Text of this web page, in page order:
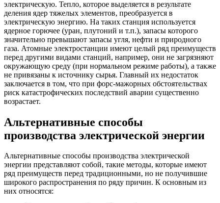
электрическую. Тепло, которое выделяется в результате
деления ядер тяжелых элементов, преобразуется в
электрическую энергию. На таких станция используется
ядерное горючее (уран, плутоний и т.п.), запасы которого
значительно превышают запасы угля, нефти и природного
газа. Атомные электростанции имеют целый ряд преимуществ
перед другими видами станций, например, они не загрязняют
окружающую среду (при нормальном режиме работы), а также
не привязаны к источнику сырья. Главный их недостаток
заключается в том, что при форс-мажорных обстоятельствах
риск катастрофических последствий аварии существенно
возрастает.
Альтернативные способы
производства электрической энергии
Альтернативные способы производства электрической
энергии представляют собой, такие методы, которые имеют
ряд преимуществ перед традиционными, но не получившие
широкого распространения по ряду причин. К основным из
них относятся: